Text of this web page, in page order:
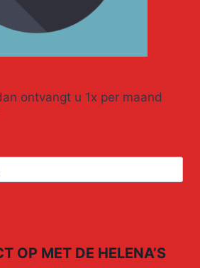
ontvangt u 1x per maand
OP MET DE HELENA’S